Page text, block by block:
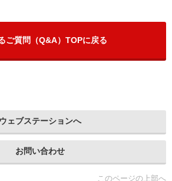
ご質問（Q&A）TOPに戻る
ウェブステーションへ
お問い合わせ
このページの上部へ